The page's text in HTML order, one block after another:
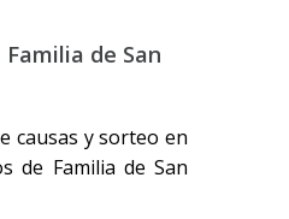
de San
causas y sorteo en
de Familia de San